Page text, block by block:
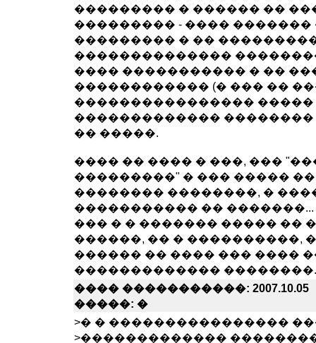
��������� � ������ ��
��������� - ���� �������
��������� � ��
��������������
���� ����������� � ��
������������ (� ��� ��
���������������� �����
������������� ��������
�� �����.
���� �� ���� � ���, ���
���������" � ��� �����
�������� ��������, �
����������� ��
��� � � ������� ����� ��
������, �� � ����������,
������ �� ���� ��� ����
������������� ��������.
���� �����������: 2007.10.05
�����: �
>� � ����������������
>�������������